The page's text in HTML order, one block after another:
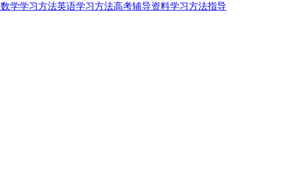
数学学习方法英语学习方法高考辅导资料学习方法指导